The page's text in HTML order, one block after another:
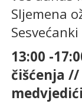
Sljemena
13:00 -
čišćenja